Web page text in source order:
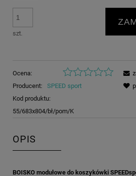
szt.
Ocena:
Producent:
SPEED sport
Kod produktu:
55/683x804/bł/pom/K
OPIS
BOISKO modułowe do koszykówki